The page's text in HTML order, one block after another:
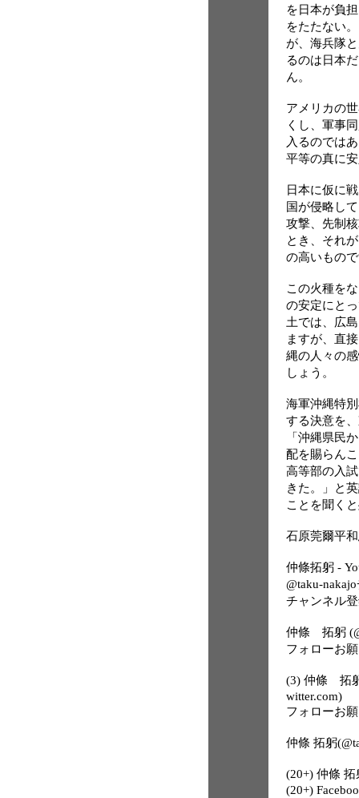
を日本が負
をたたない
が、海兵隊
るのは日本
ん。
アメリカの
くし、軍事
入るのでは
平等の真に
日本に仮に
国が侵略し
攻撃、先制
とき、それ
の高いもの
この火種を
の安定にと
土では、広
ますが、直
縄の人々の
しょう。
海軍沖縄特
する決意を
「沖縄県民
配を賜らん
高等部の入
きた。」と
ことを聞く
石原莞爾平
仲條拓躬 -
@taku-
チャンネル
仲條 拓躬
フォローお
(3) 仲條 拓
witter.com)
フォローお
仲條 拓躬
(20+) 仲條 拓
(20+)